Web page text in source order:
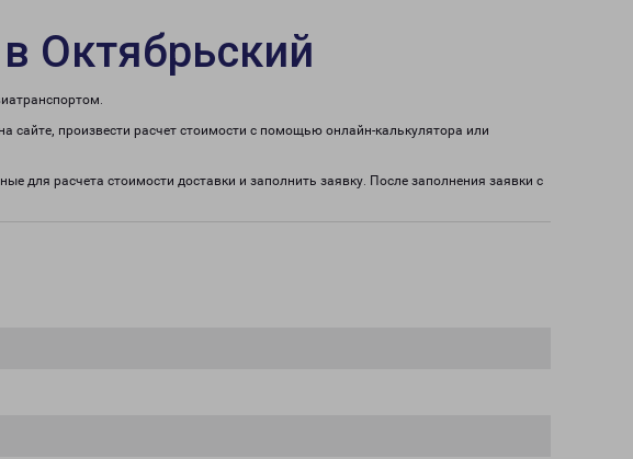
Октябрьский
произвести расчет стоимости с помощью онлайн-калькулятора или
для расчета стоимости доставки и заполнить заявку. После заполнения заявки с